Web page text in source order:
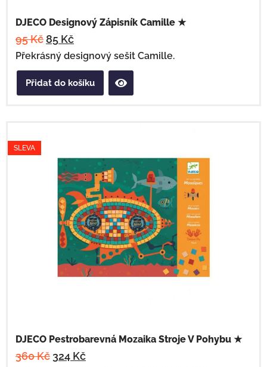
DJECO Designový Zápisník Camille ★
95Kč85 Kč
Překrásný designový sešit Camille.
Přidat do košíku
SLEVA
DJECO Pestrobarevná Mozaika Stroje V Pohybu ★
360Kč 324 Kč